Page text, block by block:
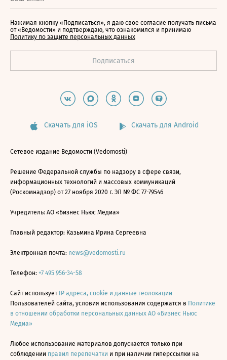
Нажимая кнопку «Подписаться», я даю свое согласие получать письма
от «Ведомости» и подтверждаю, что ознакомился и принимаю
Политику по защите персональных данных
Скачать для iOS Скачать для Android
Сетевое издание Ведомости (Vedomosti)
Решение Федеральной службы по надзору в сфере связи,
информационных технологий и массовых коммуникаций
(Роскомнадзор) от 27 ноября 2020 г. ЭЛ № ФС 77-79546
Учредитель: АО «Бизнес Ньюс Медиа»
Главный редактор: Казьмина Ирина Сергеевна
Электронная почта: news@vedomosti.ru
Телефон: +7 495 956-34-58
Сайт использует IP адреса, cookie и данные геолокации
Пользователей сайта, условия использования содержатся в Политике
в отношении обработки персональных данных АО «Бизнес Ньюс
Медиа»
Любое использование материалов допускается только при
соблюдении правил перепечатки и при наличии гиперссылки на